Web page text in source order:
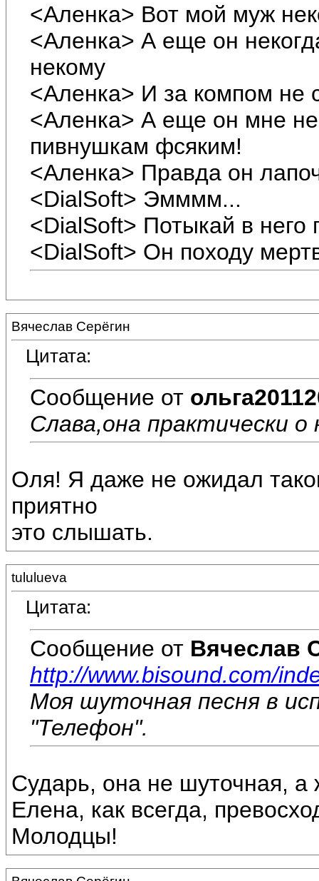
<Аленка> Вот мой муж
<Аленка> А еще он
некому
<Аленка> И за компом не
<Аленка> А еще он мне
пивнушкам фсяким!
<Аленка> Правда он
<DialSoft> Эмммм...
<DialSoft> Потыкай в него
<DialSoft> Он походу
Вячеслав Серёгин
Цитата:
Сообщение от
Слава,она практически о
Оля! Я даже не ожидал
приятно
это слышать.
tululueva
Цитата:
Сообщение от Вячеслав
http://www.bisound.com/
Моя шуточная песня в
"Телефон".
Сударь, она не шуточная, а
Елена, как всегда,
Молодцы!